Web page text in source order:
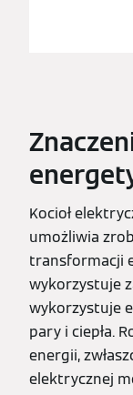
Kocioł
umożliwia
transformacji
wykorzystuje
wykorzystuje
pary i ciepła.
energii,
elektrycznej